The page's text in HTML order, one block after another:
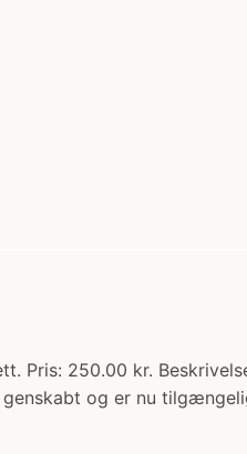
Pris: 250.00 kr.
og er nu